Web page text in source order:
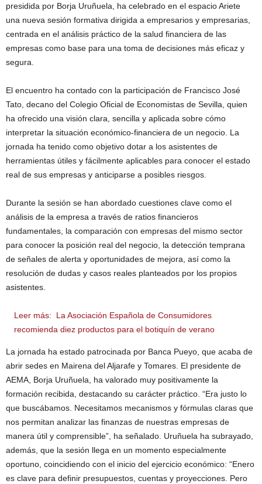
presidida por Borja Uruñuela, ha celebrado en el espacio Ariete
una nueva sesión formativa dirigida a empresarios y empresarias,
centrada en el análisis práctico de la salud financiera de las
empresas como base para una toma de decisiones más eficaz y
segura.
El encuentro ha contado con la participación de Francisco José
Tato, decano del Colegio Oficial de Economistas de Sevilla, quien
ha ofrecido una visión clara, sencilla y aplicada sobre cómo
interpretar la situación económico-financiera de un negocio. La
jornada ha tenido como objetivo dotar a los asistentes de
herramientas útiles y fácilmente aplicables para conocer el estado
real de sus empresas y anticiparse a posibles riesgos.
Durante la sesión se han abordado cuestiones clave como el
análisis de la empresa a través de ratios financieros
fundamentales, la comparación con empresas del mismo sector
para conocer la posición real del negocio, la detección temprana
de señales de alerta y oportunidades de mejora, así como la
resolución de dudas y casos reales planteados por los propios
asistentes.
Leer más:
La Asociación Española de Consumidores
recomienda diez productos para el botiquín de verano
La jornada ha estado patrocinada por Banca Pueyo, que acaba de
abrir sedes en Mairena del Aljarafe y Tomares. El presidente de
AEMA, Borja Uruñuela, ha valorado muy positivamente la
formación recibida, destacando su carácter práctico. “Era justo lo
que buscábamos. Necesitamos mecanismos y fórmulas claras que
nos permitan analizar las finanzas de nuestras empresas de
manera útil y comprensible”, ha señalado. Uruñuela ha subrayado,
además, que la sesión llega en un momento especialmente
oportuno, coincidiendo con el inicio del ejercicio económico: “Enero
es clave para definir presupuestos, cuentas y proyecciones. Pero